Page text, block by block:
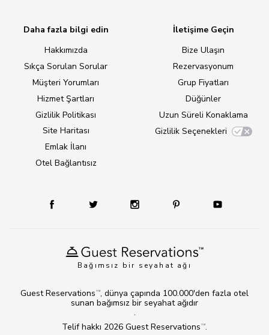
Bağımsız bir seyahat ağı
Daha fazla bilgi edin
Hakkımızda
Sıkça Sorulan Sorular
Müşteri Yorumları
Hizmet Şartları
Gizlilik Politikası
Site Haritası
Emlak İlanı
Otel Bağlantısız
İletişime Geçin
Bize Ulaşın
Rezervasyonum
Grup Fiyatları
Düğünler
Uzun Süreli Konaklama
Gizlilik Seçenekleri
Telif hakkı 2026 Guest Reservations TM.
Guest Reservations TM, dünya çapında 100.000'den fazla otel
sunan bağımsız bir seyahat ağıdır
.